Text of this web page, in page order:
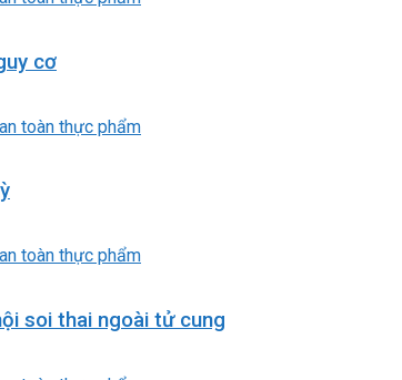
cơ
soi thai ngoài tử cung